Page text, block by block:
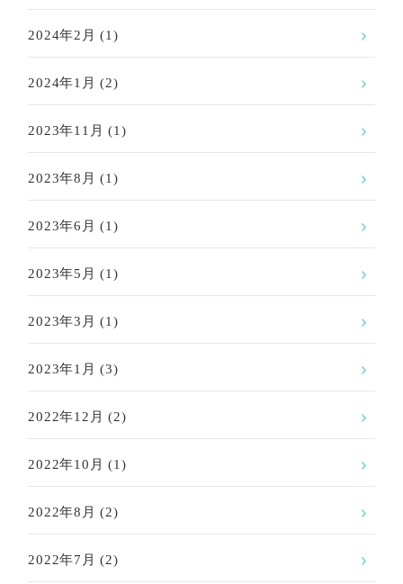
2024年2月 (1)
2024年1月 (2)
2023年11月 (1)
2023年8月 (1)
2023年6月 (1)
2023年5月 (1)
2023年3月 (1)
2023年1月 (3)
2022年12月 (2)
2022年10月 (1)
2022年8月 (2)
2022年7月 (2)